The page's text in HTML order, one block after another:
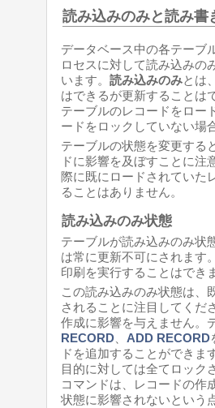
読み込みのみと読み書
データベース中の各テーブ
ロセスに対して読み込みの
います。 読み込みのみとは
はできるが更新することは
テーブルのレコードをロー
ードをロックしていない場
テーブルの状態を変更する
ドに影響を及ぼすことに注
際に既にロードされていた
ることはありません。
読み込みのみ状態
テーブルが読み込みのみ状
は常に更新不可にされます
印刷を実行することはでき
この読み込みのみ状態は、
されることに注目してくだ
作成に影響を与えません。
RECORD
ADD RECORD
ドを追加することができま
目的に対しては全てロック
コマンドは、レコードの作
状態に影響されないという